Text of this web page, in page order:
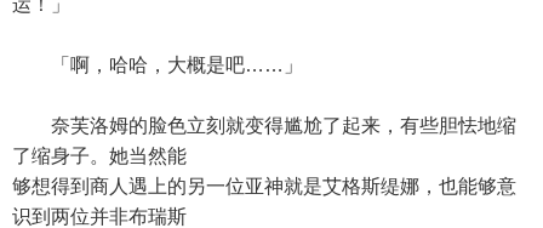
运！」
「啊，哈哈，大概是吧……」
奈芙洛姆的脸色立刻就变得尴尬了起来，有些胆怯地缩
了缩身子。她当然能
够想得到商人遇上的另一位亚神就是艾格斯缇娜，也能够意
识到两位并非布瑞斯